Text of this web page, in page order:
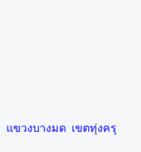
แขวงบางมด เขตทุ่งครุ